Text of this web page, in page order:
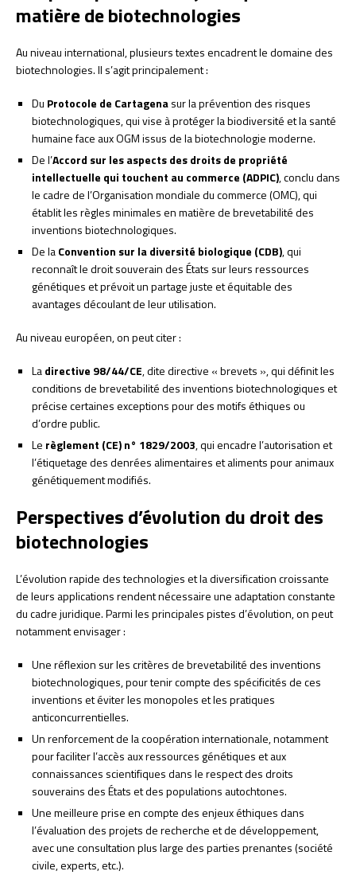
matière de biotechnologies
Au niveau international, plusieurs textes encadrent le domaine des
biotechnologies. Il s’agit principalement :
Du Protocole de Cartagenasur la prévention des risques
biotechnologiques, qui vise à protéger la biodiversité et la santé
humaine face aux OGM issus de la biotechnologie moderne.
De l’Accord sur les aspects des droits de propriété
intellectuelle qui touchent au commerce (ADPIC), conclu dans
le cadre de l’Organisation mondiale du commerce (OMC), qui
établit les règles minimales en matière de brevetabilité des
inventions biotechnologiques.
De laConvention sur la diversité biologique (CDB), qui
reconnaît le droit souverain des États sur leurs ressources
génétiques et prévoit un partage juste et équitable des
avantages découlant de leur utilisation.
Au niveau européen, on peut citer :
Ladirective 98/44/CE, dite directive « brevets », qui définit les
conditions de brevetabilité des inventions biotechnologiques et
précise certaines exceptions pour des motifs éthiques ou
d’ordre public.
Le règlement (CE) n° 1829/2003, qui encadre l’autorisation et
l’étiquetage des denrées alimentaires et aliments pour animaux
génétiquement modifiés.
Perspectives d’évolution du droit des
biotechnologies
L’évolution rapide des technologies et la diversification croissante
de leurs applications rendent nécessaire une adaptation constante
du cadre juridique. Parmi les principales pistes d’évolution, on peut
notamment envisager :
Une réflexion sur les critères de brevetabilité des inventions
biotechnologiques, pour tenir compte des spécificités de ces
inventions et éviter les monopoles et les pratiques
anticoncurrentielles.
Un renforcement de la coopération internationale, notamment
pour faciliter l’accès aux ressources génétiques et aux
connaissances scientifiques dans le respect des droits
souverains des États et des populations autochtones.
Une meilleure prise en compte des enjeux éthiques dans
l’évaluation des projets de recherche et de développement,
avec une consultation plus large des parties prenantes (société
civile, experts, etc.).